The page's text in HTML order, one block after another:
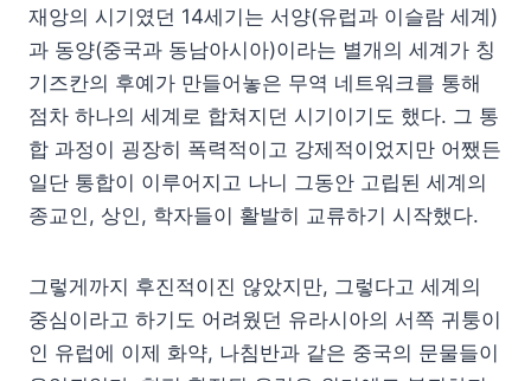
재앙의 시기였던 14세기는 서양(유럽과 이슬람 세계)
과 동양(중국과 동남아시아)이라는 별개의 세계가 칭
기즈칸의 후예가 만들어놓은 무역 네트워크를 통해
점차 하나의 세계로 합쳐지던 시기이기도 했다. 그 통
합 과정이 굉장히 폭력적이고 강제적이었지만 어쨌든
일단 통합이 이루어지고 나니 그동안 고립된 세계의
종교인, 상인, 학자들이 활발히 교류하기 시작했다.
그렇게까지 후진적이진 않았지만, 그렇다고 세계의
중심이라고 하기도 어려웠던 유라시아의 서쪽 귀퉁이
인 유럽에 이제 화약, 나침반과 같은 중국의 문물들이